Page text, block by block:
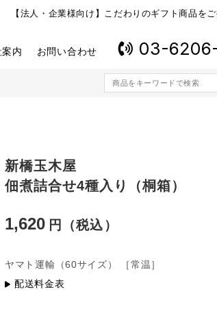
【法人・企業様向け】こだわりのギフト商品を
内 お問い合わせ 03-
新橋玉木屋
佃煮詰合せ4種入り（桐箱）
1,620
ヤマト運輸 （60サイズ）
［常温］
配送料金表